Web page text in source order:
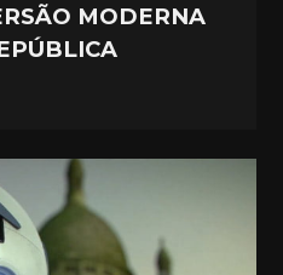
MODERNA